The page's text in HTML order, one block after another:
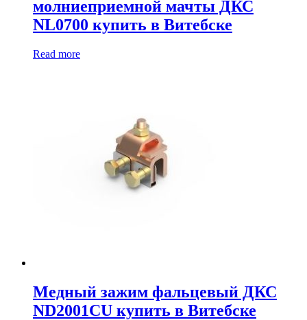
молниеприемной мачты ДКС
NL0700 купить в Витебске
Read more
Медный зажим фальцевый ДКС
ND2001CU купить в Витебске